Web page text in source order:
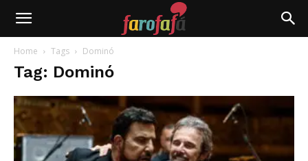
Farofafá
Home Tags Dominó
Tag: Dominó